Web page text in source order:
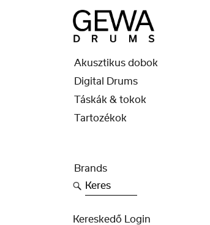
Akusztikus dobok
Digital Drums
Táskák & tokok
Tartozékok
Brands
Keres
Kereskedő Login